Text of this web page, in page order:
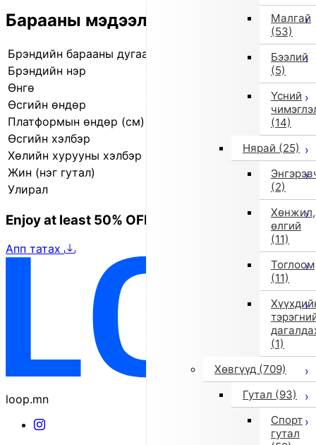
Малгай
(53)
Бээлий
(5)
Үсний
(14)
Нярай (25)
(2)
Хөнжил,
өлгий
(11)
Тоглоом
(11)
(1)
Хөвгүүд (709)
Гутал (93)
Спорт
гутал
Барааны мэдээлэл
Брэндийн барааны дугаар
Брэндийн нэр
Өнгө
Өсгийн өндөр
Платформын өндөр (см)
Өсгийн хэлбэр
Өндөр ултай өсгий
Хөлийн хурууны хэлбэр
Жин (нэг гутал)
Улирал
2025 оны намар/өвөл
Enjoy at least 50% OFF Tokyo fashion
Апп татах
loop.mn